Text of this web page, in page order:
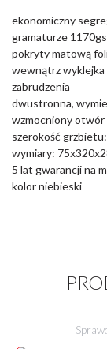
ekonomiczny
gramaturze
pokryty matową
wewnątrz wyklejka
zabrudzenia
dwustronna,
wzmocniony otwór
szerokość
wymiary:
5 lat gwarancji na
kolor niebieski